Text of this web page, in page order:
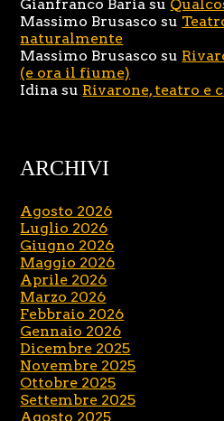
Gianfranco Baria su
Massimo Brusasco su
naturalmente
Massimo Brusasco su
(e ora il fiume)
Idina su Rivarone, teatro e
ARCHIVI
Agosto 2026
Luglio 2026
Giugno 2026
Maggio 2026
Aprile 2026
Marzo 2026
Febbraio 2026
Gennaio 2026
Dicembre 2025
Novembre 2025
Ottobre 2025
Settembre 2025
Agosto 2025